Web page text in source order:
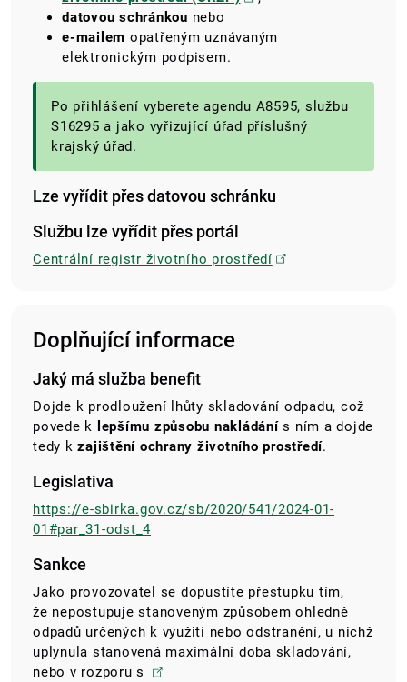
datovou schránkou nebo
e-mailem opatřeným uznávaným
elektronickým podpisem.
Po přihlášení vyberete agendu A8595, službu
S16295 a jako vyřizující úřad příslušný
krajský úřad.
Lze vyřídit přes datovou schránku
Službu lze vyřídit přes portál
Centrální registr životního prostředí
Doplňující informace
Jaký má služba benefit
Dojde k prodloužení lhůty skladování odpadu, což
povede k lepšímu způsobu nakládánís ním a dojde
tedy kzajištění ochrany životního prostředí.
Legislativa
https://e-sbirka.gov.cz/sb/2020/541/2024-01-
01#par_31-odst_4
Sankce
Jako provozovatel se dopustíte přestupku tím,
že nepostupuje stanoveným způsobem ohledně
odpadů určených k využití nebo odstranění, u nichž
uplynula stanovená maximální doba skladování,
nebo v rozporu s